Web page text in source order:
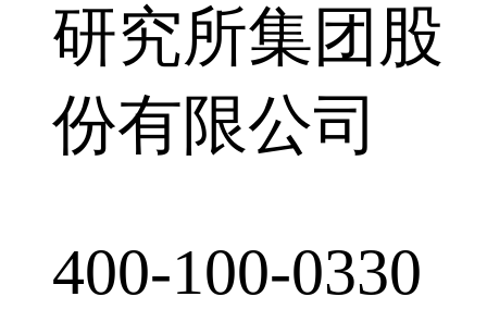
研究所集团股
份有限公司
400-100-0330